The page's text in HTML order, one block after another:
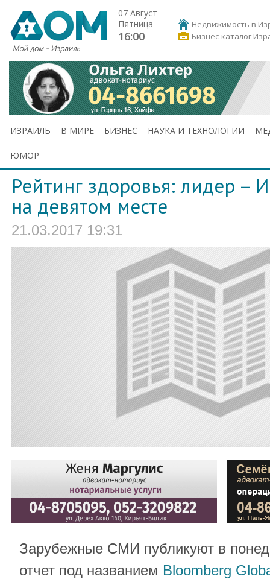
07 Август
Пятница
16:00
Недвижимость в
Бизнес-каталог
ИЗРАИЛЬ В МИРЕ БИЗНЕС НАУКА И ТЕХНОЛОГИИ
ЮМОР
Рейтинг здоровья: лидер –
на девятом месте
21.03.2017 19:31
Зарубежные СМИ публикуют в
отчет под названием Bloomberg